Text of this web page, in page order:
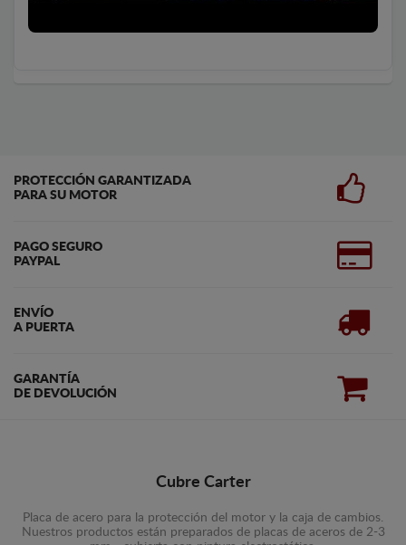
PROTECCIÓN GARANTIZADA
PARA SU MOTOR
PAGO SEGURO
PAYPAL
ENVÍO
A PUERTA
GARANTÍA
DE DEVOLUCIÓN
Cubre Carter
Placa de acero para la protección del motor y la caja de cambios.
Nuestros productos están preparados de placas de aceros de 2-3